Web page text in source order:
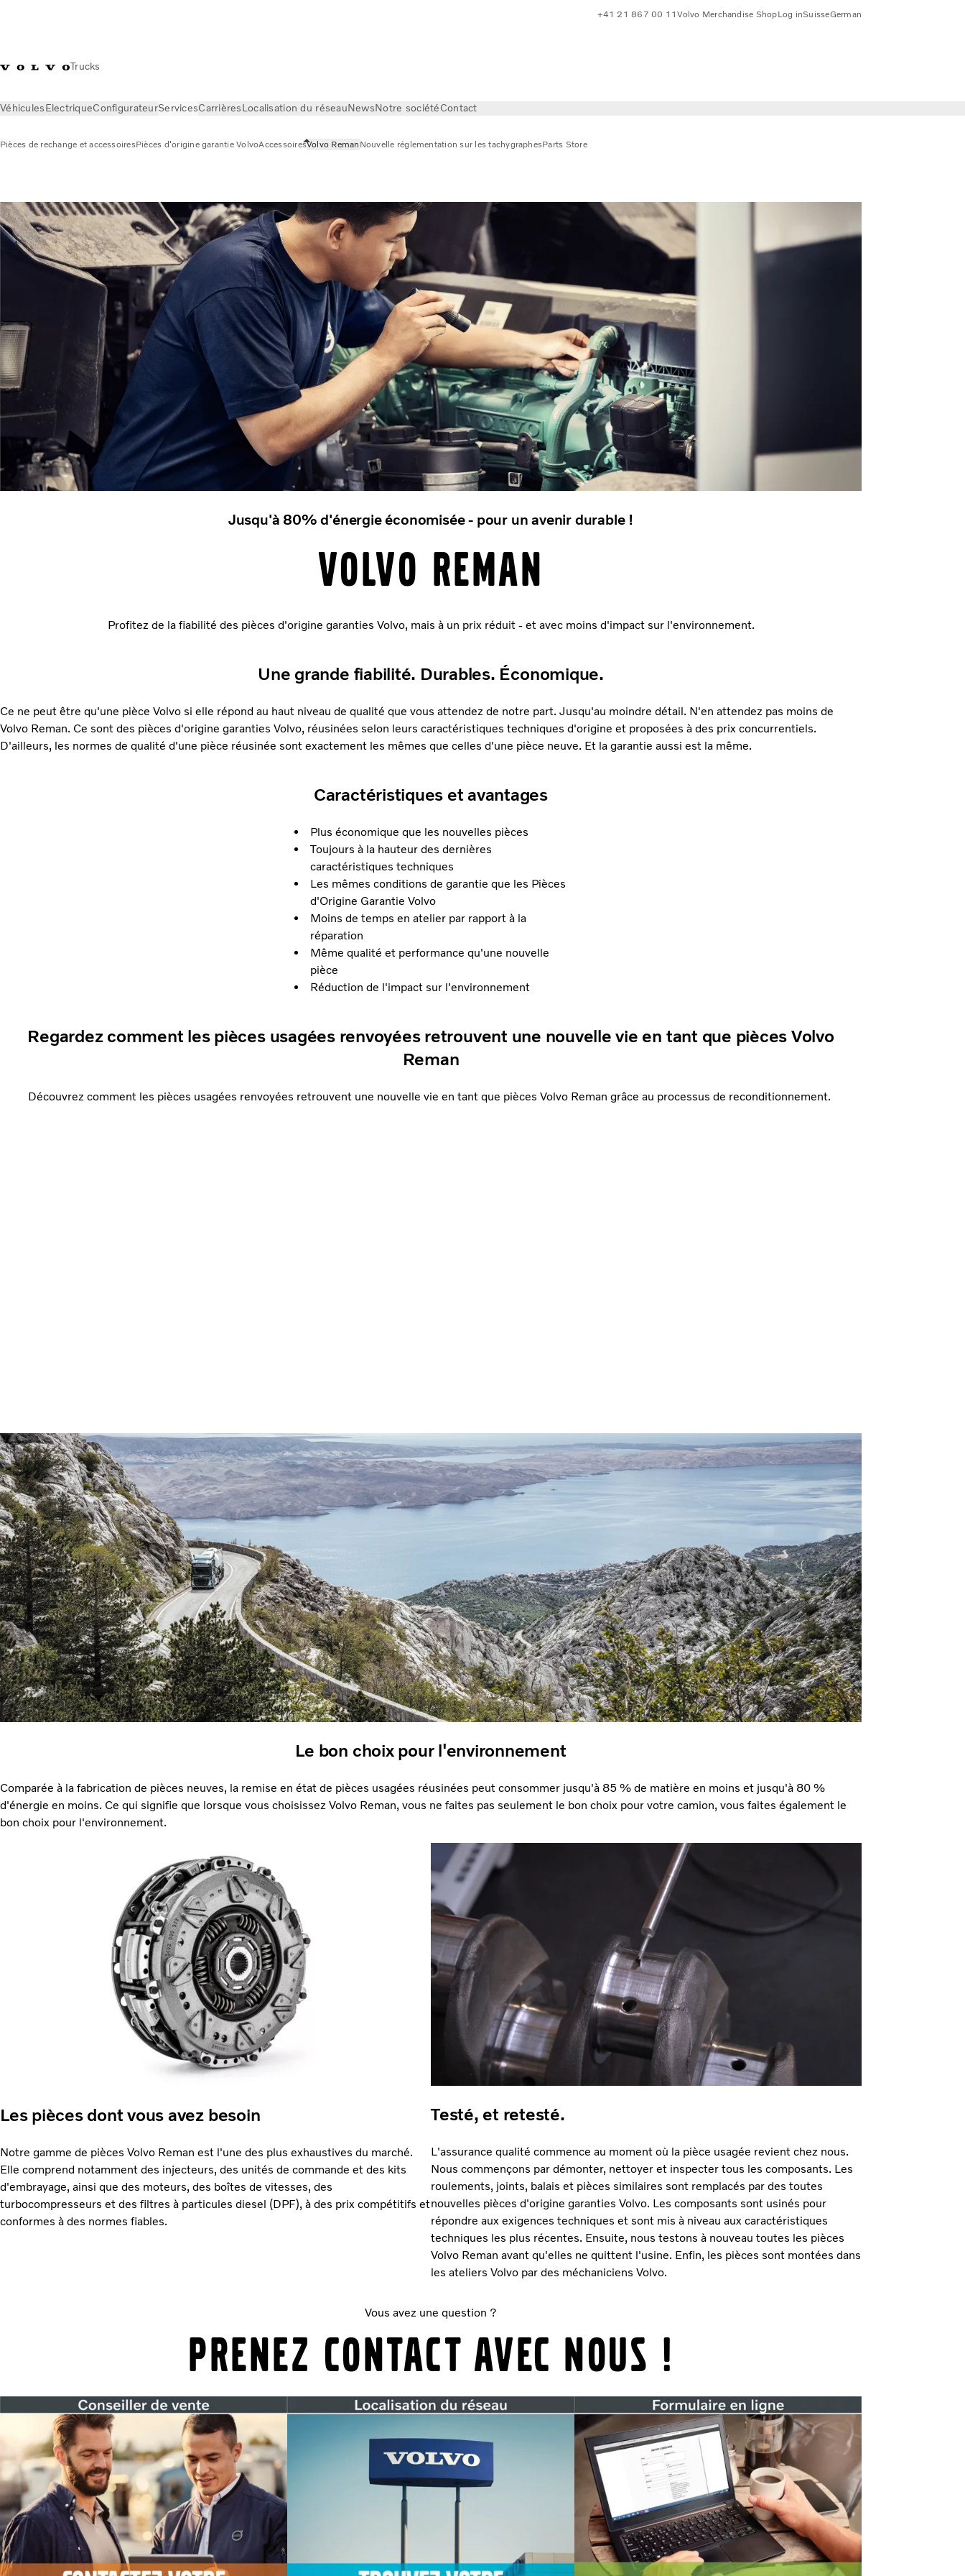
Trucks
+41 21 867 00 11Volvo Merchandise ShopLog inSuisseGerman
VéhiculesElectriqueConfigurateurServicesCarrièresLocalisation du réseauNewsNotre sociétéContact
Pièces de rechange et accessoiresPièces d'origine garantie VolvoAccessoiresVolvo Reman Nouvelle réglementation sur les tachygraphesParts Store
Jusqu'à 80% d'énergie économisée - pour un avenir durable !
Volvo Reman
Profitez de la fiabilité des pièces d'origine garanties Volvo, mais à un prix réduit - et avec moins d'impact sur l'environnement.
Une grande fiabilité. Durables. Économique.
Ce ne peut être qu'une pièce Volvo si elle répond au haut niveau de qualité que vous attendez de notre part. Jusqu'au moindre détail. N'en attendez pas moins de
Volvo Reman. Ce sont des pièces d'origine garanties Volvo, réusinées selon leurs caractéristiques techniques d'origine et proposées à des prix concurrentiels.
D'ailleurs, les normes de qualité d'une pièce réusinée sont exactement les mêmes que celles d'une pièce neuve. Et la garantie aussi est la même.
Caractéristiques et avantages
Plus économique que les nouvelles pièces
Toujours à la hauteur des dernières
caractéristiques techniques
Les mêmes conditions de garantie que les Pièces
d'Origine Garantie Volvo
Moins de temps en atelier par rapport à la
réparation
Même qualité et performance qu'une nouvelle
pièce
Réduction de l'impact sur l'environnement
Regardez comment les pièces usagées renvoyées retrouvent une nouvelle vie en tant que pièces Volvo
Reman
Découvrez comment les pièces usagées renvoyées retrouvent une nouvelle vie en tant que pièces Volvo Reman grâce au processus de reconditionnement.
Le bon choix pour l'environnement
Comparée à la fabrication de pièces neuves, la remise en état de pièces usagées réusinées peut consommer jusqu'à 85 % de matière en moins et jusqu'à 80 %
d'énergie en moins. Ce qui signifie que lorsque vous choisissez Volvo Reman, vous ne faites pas seulement le bon choix pour votre camion, vous faites également le
bon choix pour l'environnement.
Les pièces dont vous avez besoin
Notre gamme de pièces Volvo Reman est l'une des plus exhaustives du marché.
Elle comprend notamment des injecteurs, des unités de commande et des kits
d'embrayage, ainsi que des moteurs, des boîtes de vitesses, des
turbocompresseurs et des filtres à particules diesel (DPF), à des prix compétitifs et
conformes à des normes fiables.
Testé, et retesté.
L'assurance qualité commence au moment où la pièce usagée revient chez nous.
Nous commençons par démonter, nettoyer et inspecter tous les composants. Les
roulements, joints, balais et pièces similaires sont remplacés par des toutes
nouvelles pièces d'origine garanties Volvo. Les composants sont usinés pour
répondre aux exigences techniques et sont mis à niveau aux caractéristiques
techniques les plus récentes. Ensuite, nous testons à nouveau toutes les pièces
Volvo Reman avant qu'elles ne quittent l'usine. Enfin, les pièces sont montées dans
les ateliers Volvo par des méchaniciens Volvo.
Vous avez une question ?
Prenez contact avec nous !